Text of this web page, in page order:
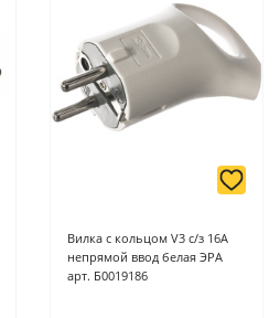
Вилка с кольцом V3 c/з 16A
непрямой ввод белая ЭРА
арт. Б0019186